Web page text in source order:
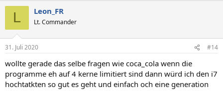
e
:
L Leon_FR
Lt. Commander
31. Juli 2020 #14
wollte gerade das selbe fragen wie coca_cola wenn die
programme eh auf 4 kerne limitiert sind dann würd ich den i7
hochtatkten so gut es geht und einfach och eine generation